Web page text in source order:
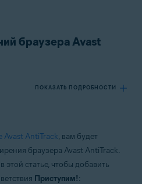
браузера Avast
ПОКАЗАТЬ ПОДРОБНОСТИ
Avast AntiTrack, вам будет
браузера Avast AntiTrack.
статье, чтобы добавить
Приступим!: